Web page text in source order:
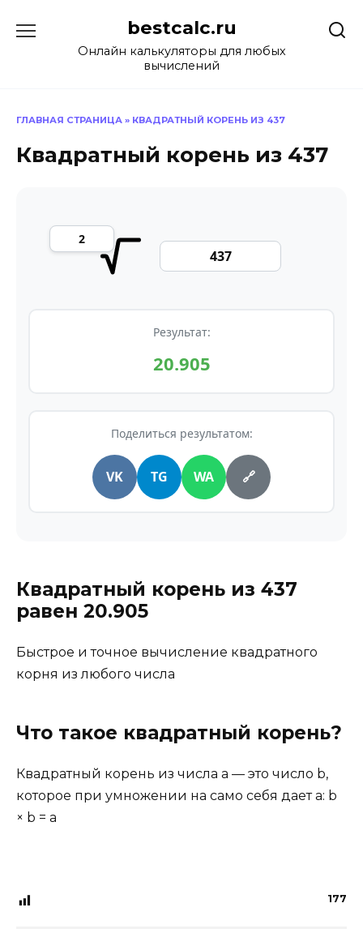
содержанию
bestcalc.ru
Онлайн калькуляторы для любых
вычислений
ГЛАВНАЯ СТРАНИЦА » КВАДРАТНЫЙ КОРЕНЬ ИЗ 437
Квадратный корень из 437
Результат:
20.905
Поделиться результатом:
VK TG WA 🔗
Квадратный корень из 437
равен 20.905
Быстрое и точное вычисление квадратного
корня из любого числа
Что такое квадратный корень?
Квадратный корень из числа a — это число b,
которое при умножении на само себя дает a: b
× b = a
177